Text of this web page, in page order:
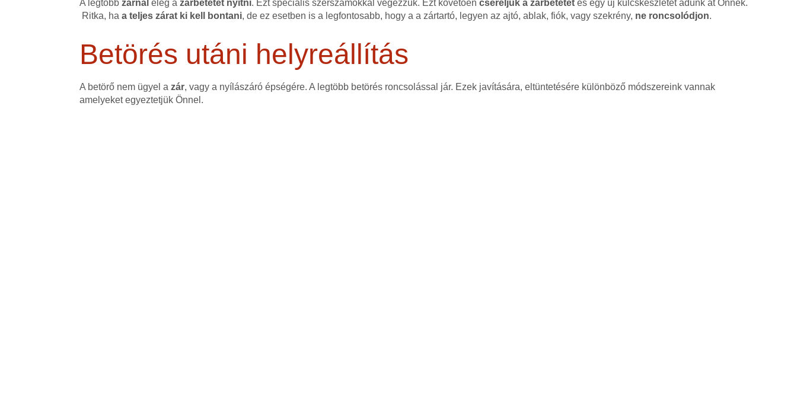
A legtöbbzárnál elég azárbetétet nyitni. Ezt speciális szerszámokkal végezzük. Ezt követőencseréljük a zárbetétet és egy új kulcskészletet adunk át Önnek.
Ritka, haa teljes zárat ki kell bontani, de ez esetben is a legfontosabb, hogy a a zártartó, legyen az ajtó, ablak, fiók, vagy szekrény, ne roncsolódjon.
Betörés utáni helyreállítás
A betörő nem ügyel azár, vagy a nyílászáró épségére. A legtöbb betörés roncsolással jár. Ezek javítására, eltüntetésére különböző módszereink vannak
amelyeket egyeztetjük Önnel.